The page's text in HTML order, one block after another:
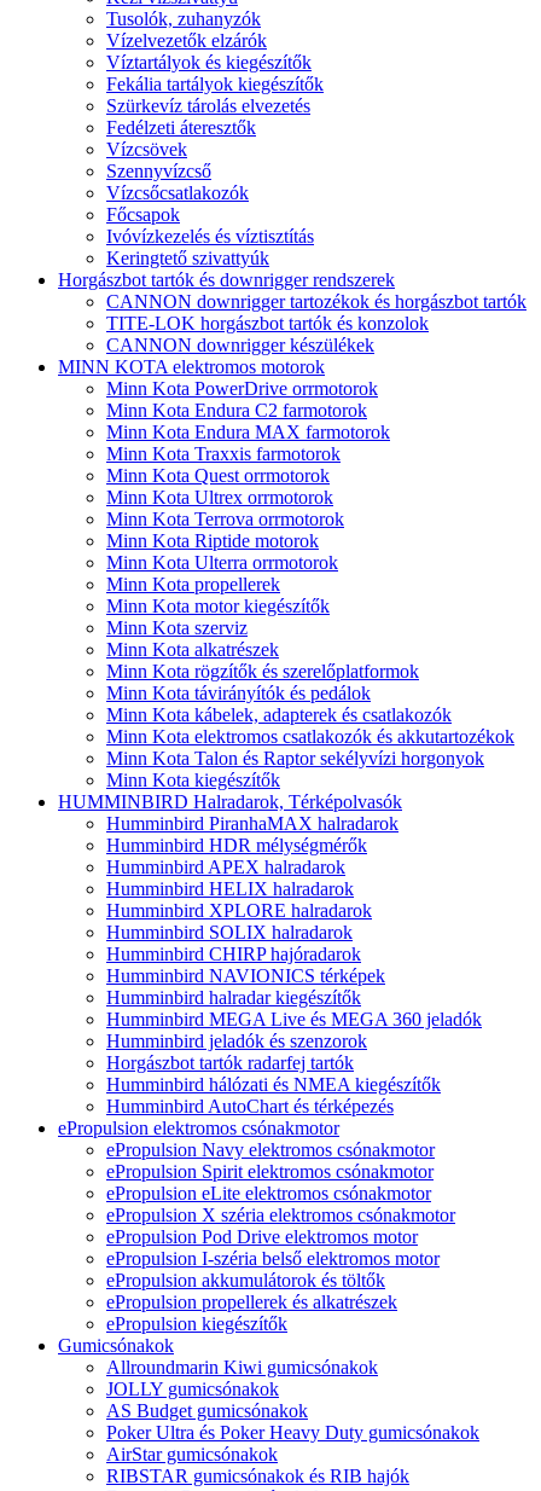
Tusolók, zuhanyzók
Vízelvezetők elzárók
Víztartályok és kiegészítők
Fekália tartályok kiegészítők
Szürkevíz tárolás elvezetés
Fedélzeti áteresztők
Vízcsövek
Szennyvízcső
Vízcsőcsatlakozók
Főcsapok
Ivóvízkezelés és víztisztítás
Keringtető szivattyúk
Horgászbot tartók és downrigger rendszerek
CANNON downrigger tartozékok és horgászbot tartók
TITE-LOK horgászbot tartók és konzolok
CANNON downrigger készülékek
MINN KOTA elektromos motorok
Minn Kota PowerDrive orrmotorok
Minn Kota Endura C2 farmotorok
Minn Kota Endura MAX farmotorok
Minn Kota Traxxis farmotorok
Minn Kota Quest orrmotorok
Minn Kota Ultrex orrmotorok
Minn Kota Terrova orrmotorok
Minn Kota Riptide motorok
Minn Kota Ulterra orrmotorok
Minn Kota propellerek
Minn Kota motor kiegészítők
Minn Kota szerviz
Minn Kota alkatrészek
Minn Kota rögzítők és szerelőplatformok
Minn Kota távirányítók és pedálok
Minn Kota kábelek, adapterek és csatlakozók
Minn Kota elektromos csatlakozók és akkutartozékok
Minn Kota Talon és Raptor sekélyvízi horgonyok
Minn Kota kiegészítők
HUMMINBIRD Halradarok, Térképolvasók
Humminbird PiranhaMAX halradarok
Humminbird HDR mélységmérők
Humminbird APEX halradarok
Humminbird HELIX halradarok
Humminbird XPLORE halradarok
Humminbird SOLIX halradarok
Humminbird CHIRP hajóradarok
Humminbird NAVIONICS térképek
Humminbird halradar kiegészítők
Humminbird MEGA Live és MEGA 360 jeladók
Humminbird jeladók és szenzorok
Horgászbot tartók radarfej tartók
Humminbird hálózati és NMEA kiegészítők
Humminbird AutoChart és térképezés
ePropulsion elektromos csónakmotor
ePropulsion Navy elektromos csónakmotor
ePropulsion Spirit elektromos csónakmotor
ePropulsion eLite elektromos csónakmotor
ePropulsion X széria elektromos csónakmotor
ePropulsion Pod Drive elektromos motor
ePropulsion I-széria belső elektromos motor
ePropulsion akkumulátorok és töltők
ePropulsion propellerek és alkatrészek
ePropulsion kiegészítők
Gumicsónakok
Allroundmarin Kiwi gumicsónakok
JOLLY gumicsónakok
AS Budget gumicsónakok
Poker Ultra és Poker Heavy Duty gumicsónakok
AirStar gumicsónakok
RIBSTAR gumicsónakok és RIB hajók